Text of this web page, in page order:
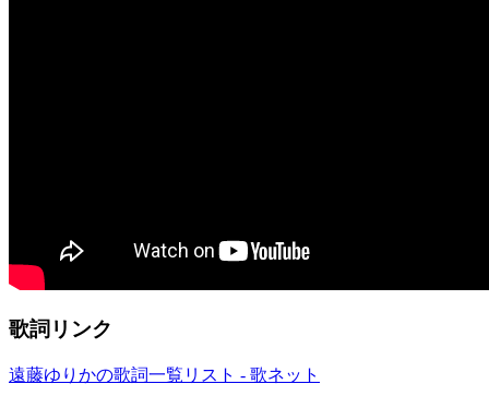
歌詞リンク
遠藤ゆりかの歌詞一覧リスト - 歌ネット